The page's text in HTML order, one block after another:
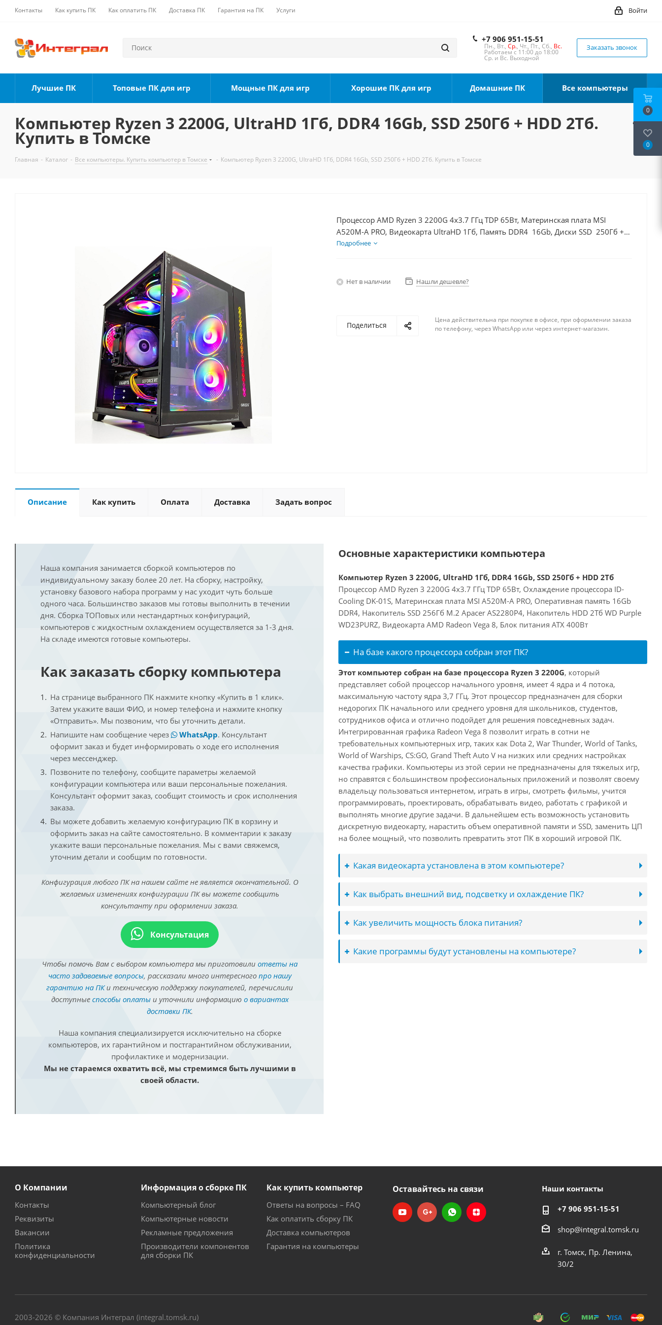
Контакты Как купить ПК Как оплатить ПК Доставка ПК Гарантия на ПК Услуги Войти
+7 906 951-15-51
Пн., Вт., Ср., Чт., Пт., Сб., Вс.
Работаем с 11:00 до 18:00
Ср. и Вс. Выходной
Заказать звонок
Лучшие ПК Топовые ПК для игр Мощные ПК для игр Хорошие ПК для игр Домашние ПК Все компьютеры
Компьютер Ryzen 3 2200G, UltraHD 1Гб, DDR4 16Gb, SSD 250Гб + HDD 2Тб.
Купить в Томске
Главная - Каталог - Все компьютеры. Купить компьютер в Томске - Компьютер Ryzen 3 2200G, UltraHD 1Гб, DDR4 16Gb, SSD 250Гб + HDD 2Тб. Купить в Томске
Процессор AMD Ryzen 3 2200G 4x3.7 ГГц TDP 65Вт, Материнская плата MSI
A520M-A PRO, Видеокарта UltraHD 1Гб, Память DDR4 16Gb, Диски SSD 250Гб +
HDD 2Тб, БП 400Вт
Подробнее
Нет в наличии Нашли дешевле?
Поделиться
Цена действительна при покупке в офисе, при оформлении заказа
по телефону, через WhatsApp или через интернет-магазин.
Описание Как купить Оплата Доставка Задать вопрос
Наша компания занимается сборкой компьютеров по
индивидуальному заказу более 20 лет. На сборку, настройку,
установку базового набора программ у нас уходит чуть больше
одного часа. Большинство заказов мы готовы выполнить в течении
дня. Сборка ТОПовых или нестандартных конфигураций,
компьютеров с жидкостным охлаждением осуществляется за 1-3 дня.
На складе имеются готовые компьютеры.
Как заказать сборку компьютера
На странице выбранного ПК нажмите кнопку «Купить в 1 клик».
Затем укажите ваши ФИО, и номер телефона и нажмите кнопку
«Отправить». Мы позвоним, что бы уточнить детали.
Напишите нам сообщение через
WhatsApp. Консультант
оформит заказ и будет информировать о ходе его исполнения
через мессенджер.
Позвоните по телефону, сообщите параметры желаемой
конфигурации компьютера или ваши персональные пожелания.
Консультант оформит заказ, сообщит стоимость и срок исполнения
заказа.
Вы можете добавить желаемую конфигурацию ПК в корзину и
оформить заказ на сайте самостоятельно. В комментарии к заказу
укажите ваши персональные пожелания. Мы с вами свяжемся,
уточним детали и сообщим по готовности.
Конфигурация любого ПК на нашем сайте не является окончательной. О
желаемых изменениях конфигурации ПК вы можете сообщить
консультанту при оформлении заказа.
Консультация
Чтобы помочь Вам с выбором компьютера мы приготовили ответы на
часто задаваемые вопросы, рассказали много интересного про нашу
гарантию на ПКи техническую поддержку покупателей, перечислили
доступные способы оплатыи уточнили информацию о вариантах
доставки ПК.
Наша компания специализируется исключительно на сборке
компьютеров, их гарантийном и постгарантийном обслуживании,
профилактике и модернизации.
Мы не стараемся охватить всё, мы стремимся быть лучшими в
своей области.
Основные характеристики компьютера
Компьютер Ryzen 3 2200G, UltraHD 1Гб, DDR4 16Gb, SSD 250Гб + HDD 2Тб
Процессор AMD Ryzen 3 2200G 4x3.7 ГГц TDP 65Вт, Охлаждение процессора ID-
Cooling DK-01S, Материнская плата MSI A520M-A PRO, Оперативная память 16Gb
DDR4, Накопитель SSD 256Гб M.2 Apacer AS2280P4, Накопитель HDD 2Тб WD Purple
WD23PURZ, Видеокарта AMD Radeon Vega 8, Блок питания ATX 400Вт
На базе какого процессора собран этот ПК?
Этот компьютер собран на базе процессора Ryzen 3 2200G, который
представляет собой процессор начального уровня, имеет 4 ядра и 4 потока,
максимальную частоту ядра 3,7 ГГц. Этот процессор предназначен для сборки
недорогих ПК начального или среднего уровня для школьников, студентов,
сотрудников офиса и отлично подойдет для решения повседневных задач.
Интегрированная графика Radeon Vega 8 позволит играть в сотни не
требовательных компьютерных игр, таких как Dota 2, War Thunder, World of Tanks,
World of Warships, CS:GO, Grand Theft Auto V на низких или средних настройках
качества графики. Компьютеры из этой серии не предназначены для тяжелых игр,
но справятся с большинством профессиональных приложений и позволят своему
владельцу пользоваться интернетом, играть в игры, смотреть фильмы, учится
программировать, проектировать, обрабатывать видео, работать с графикой и
выполнять многие другие задачи. В дальнейшем есть возможность установить
дискретную видеокарту, нарастить объем оперативной памяти и SSD, заменить ЦП
на более мощный, что позволить превратить этот ПК в хороший игровой ПК.
Какая видеокарта установлена в этом компьютере?
Как выбрать внешний вид, подсветку и охлаждение ПК?
Как увеличить мощность блока питания?
Какие программы будут установлены на компьютере?
О Компании
Контакты
Реквизиты
Вакансии
Политика
конфиденциальности
Информация о сборке ПК
Компьютерный блог
Компьютерные новости
Рекламные предложения
Производители компонентов
для сборки ПК
Как купить компьютер
Ответы на вопросы – FAQ
Как оплатить сборку ПК
Доставка компьютеров
Гарантия на компьютеры
Оставайтесь на связи Наши контакты
+7 906 951-15-51
shop@integral.tomsk.ru
г. Томск, Пр. Ленина,
30/2
2003-2026 © Компания Интеграл (integral.tomsk.ru)
0
0